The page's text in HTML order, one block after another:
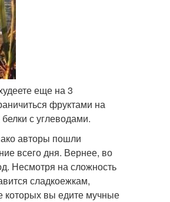
еще на 3
фруктами на
с углеводами.
авторы пошли
всего дня. Вернее, во
Несмотря на сложность
сладкоежкам,
которых вы едите мучные